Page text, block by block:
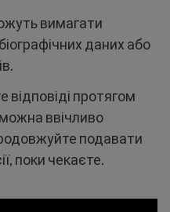
вимагати
даних або
протягом
ввічливо
подавати
поки чекаєте.